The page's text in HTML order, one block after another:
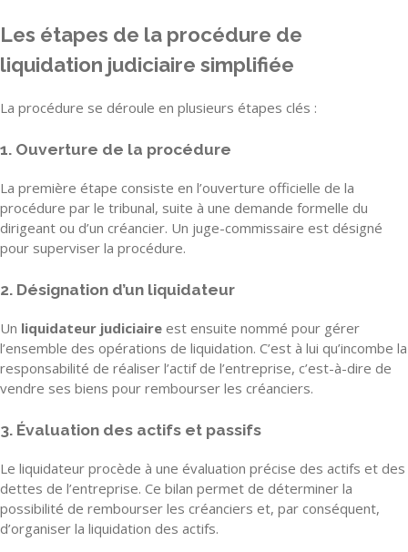
Les étapes de la procédure de
liquidation judiciaire simplifiée
La procédure se déroule en plusieurs étapes clés :
1. Ouverture de la procédure
La première étape consiste en l’ouverture officielle de la
procédure par le tribunal, suite à une demande formelle du
dirigeant ou d’un créancier. Un juge-commissaire est désigné
pour superviser la procédure.
2. Désignation d’un liquidateur
Un liquidateur judiciaire est ensuite nommé pour gérer
l’ensemble des opérations de liquidation. C’est à lui qu’incombe la
responsabilité de réaliser l’actif de l’entreprise, c’est-à-dire de
vendre ses biens pour rembourser les créanciers.
3. Évaluation des actifs et passifs
Le liquidateur procède à une évaluation précise des actifs et des
dettes de l’entreprise. Ce bilan permet de déterminer la
possibilité de rembourser les créanciers et, par conséquent,
d’organiser la liquidation des actifs.